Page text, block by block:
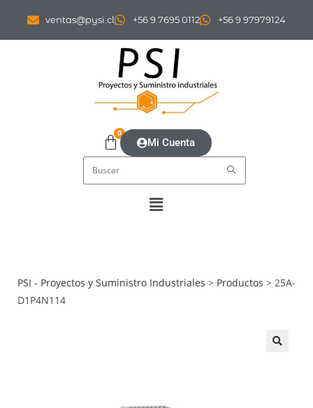
ventas@pysi.cl +56 9 7695 0112 +56 9 97979124
0
Mi Cuenta
PSI - Proyectos y Suministro Industriales > Productos > 25A-
D1P4N114